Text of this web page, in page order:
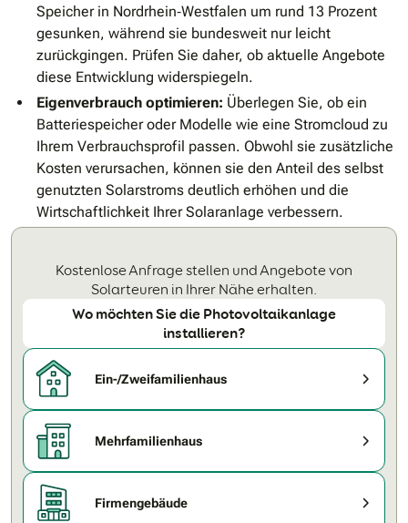
Speicher in Nordrhein‑Westfalen um rund 13 Prozent
gesunken, während sie bundesweit nur leicht
zurückgingen. Prüfen Sie daher, ob aktuelle Angebote
diese Entwicklung widerspiegeln.
Eigenverbrauch optimieren: Überlegen Sie, ob ein
Batteriespeicher oder Modelle wie eine Stromcloud zu
Ihrem Verbrauchsprofil passen. Obwohl sie zusätzliche
Kosten verursachen, können sie den Anteil des selbst
genutzten Solarstroms deutlich erhöhen und die
Wirtschaftlichkeit Ihrer Solaranlage verbessern.
Kostenlose Anfrage stellen und Angebote von
Solarteuren in Ihrer Nähe erhalten.
Wo möchten Sie die Photovoltaikanlage
installieren?
Ein-/Zweifamilienhaus
Mehrfamilienhaus
Firmengebäude